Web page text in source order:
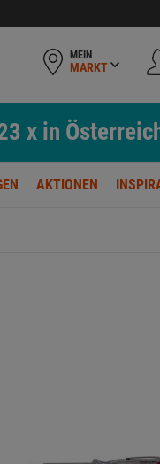
MEIN
MARKT
x in
AKTIONEN